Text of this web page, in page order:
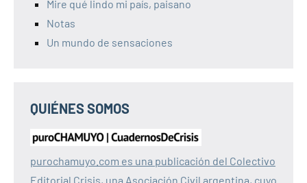
Mire qué lindo mi país, paisano
Notas
Un mundo de sensaciones
QUIÉNES SOMOS
purochamuyo.com es una publicación del Colectivo
Editorial Crisis, una Asociación Civil argentina, cuyo